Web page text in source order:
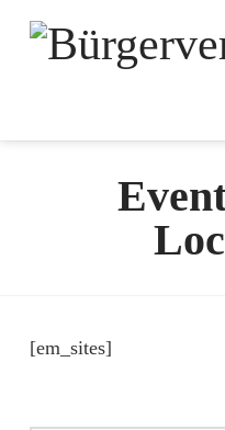
[em_sites]